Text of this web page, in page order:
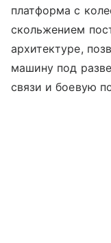
платформа с
скольжением
архитектуре,
машину под
связи и боевую